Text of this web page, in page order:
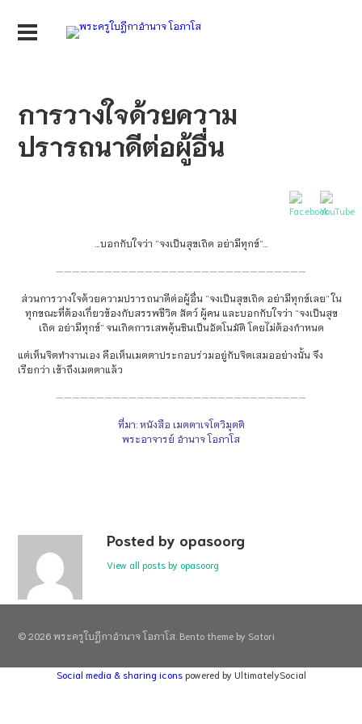
การวางใจด้วยความ
ปรารถนาดีต่อผู้อื่น
…บอกกับใจว่า “จงเป็นสุขเถิด อย่ามีทุกข์”…
———————————————————————————————
ส่วนการวางใจด้วยความปรารถนาดีต่อผู้อื่น “จงเป็นสุขเถิด อย่ามีทุกข์เลย” ใน
ทุกขณะที่ต้องเกี่ยวข้องกับสรรพชีวิต สัตว์ ผู้คน และบอกกับใจว่า “จงเป็นสุข
เถิด อย่ามีทุกข์” จนเกิดการเสพคุ้นชินเป็นอัตโนมัติ โดยไม่ต้องกำหนด
แต่เห็นจิตทำงานเอง คือเห็นเมตตาประกอบร่วมอยู่กับจิตเสมออย่างนั้น จึง
เรียกว่า เข้าถึงเมตตาแล้ว
———————————————————————————————
ที่มา: หนังสือ เมตตาเจโตวิมุตติ
พระอาจารย์ อำนาจ โอภาโส
Posted by opasoorg
View all posts by opasoorg
© 2026 พระครูใบฎีกาอำนาจ โอภาโส. Bento theme by Satori
Social media & sharing icons powered by UltimatelySocial